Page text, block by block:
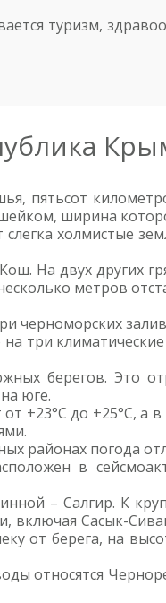
туризм,
пятьсот
ширина
холмистые
На двух других
метров
черноморских
три
берегов. Это
юге.
+23°С до +25°С, а
районах погода
в
– Салгир. К
включая Сасык-
от берега, на
относятся